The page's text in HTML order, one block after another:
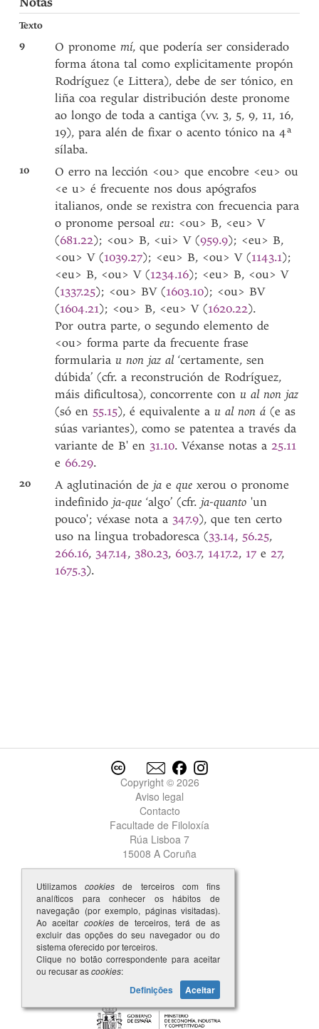
Texto
9
O pronomemí, que podería ser considerado
forma átona tal como explicitamente propón
Rodríguez (e Littera), debe de ser tónico, en
liña coa regular distribución deste pronome
ao longo de toda a cantiga (vv. 3, 5, 9, 11, 16,
19), para alén de fixar o acento tónico na 4ª
sílaba.
10
O erro na lección <ou> que encobre <eu> ou
<e u> é frecuente nos dous apógrafos
italianos, onde se rexistra con frecuencia para
o pronome persoaleu: <ou> B, <eu> V
(681.22); <ou> B, <ui> V (959.9); <eu> B,
<ou> V (1039.27); <eu> B, <ou> V (1143.1);
<eu> B, <ou> V (1234.16); <eu> B, <ou> V
(1337.25); <ou> BV (1603.10); <ou> BV
(1604.21); <ou> B, <eu> V (1620.22).
Por outra parte, o segundo elemento de
<ou> forma parte da frecuente frase
formulariau non jaz al‘certamente, sen
dúbida’ (cfr. a reconstrución de Rodríguez,
máis dificultosa), concorrente conu al non jaz
(só en 55.15), é equivalente au al non á (e as
súas variantes), como se patentea a través da
variante de B' en 31.10. Véxanse notas a 25.11
e 66.29.
20 A aglutinación dejaequexerou o pronome
indefinidoja-que ‘algo’ (cfr.ja-quanto'un
pouco'; véxase nota a 347.9), que ten certo
uso na lingua trobadoresca (33.14, 56.25,
266.16, 347.14, 380.23, 603.7, 1417.2, 17e 27,
1675.3).
Copyright © 2026
Aviso legal
Contacto
Facultade de Filoloxía
Rúa Lisboa 7
15008 A Coruña
Utilizamoscookies de terceiros com fins
analíticos para conhecer os hábitos de
navegação (por exemplo, páginas visitadas).
Ao aceitar cookiesde terceiros, terá de as
excluir das opções do seu navegador ou do
sistema oferecido por terceiros.
Clique no botão correspondente para aceitar
ou recusar ascookies:
Definições Aceitar